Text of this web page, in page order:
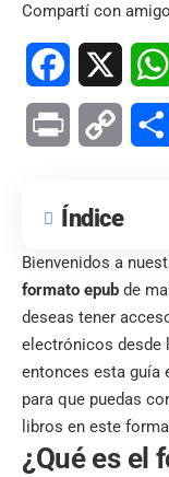
Compartí con
Facebook
Print Copy
Índice
Bienvenidos a
formato epub de
deseas tener
electrónicos desde
entonces esta guía
para que puedas
libros en este
¿Qué es el